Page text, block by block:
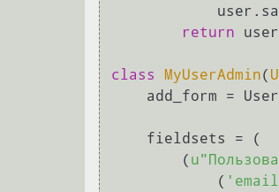
return user
class MyUserAdmin(
        (
            (